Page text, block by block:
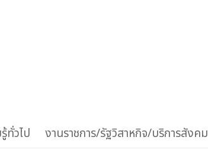
ทั่วไป งานราชการ/รัฐวิสาหกิจ/บริการสังคม